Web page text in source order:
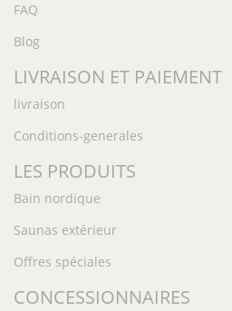
FAQ
Blog
LIVRAISON ET PAIEMENT
livraison
Conditions-generales
LES PRODUITS
Bain nordique
Saunas extérieur
Offres spéciales
CONCESSIONNAIRES